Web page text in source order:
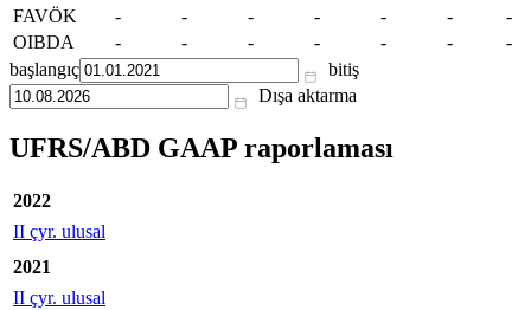
FAVÖK - - - - - -
-
OIBDA
- - - - - -
-
başlangıç
bitiş
Dışa aktarma
UFRS/ABD GAAP raporlaması
2022
II çyr. ulusal
2021
II çyr. ulusal